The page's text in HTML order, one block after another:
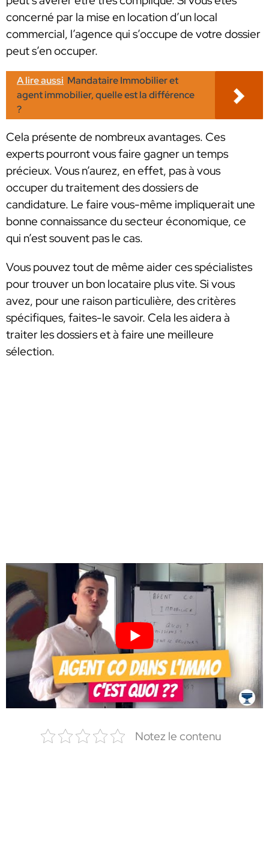
concerné par la mise en location d’un local
commercial, l’agence qui s’occupe de votre dossier
peut s’en occuper.
A lire aussi Mandataire Immobilier et
agent immobilier, quelle est la différence
?
Cela présente de nombreux avantages. Ces
experts pourront vous faire gagner un temps
précieux. Vous n’aurez, en effet, pas à vous
occuper du traitement des dossiers de
candidature. Le faire vous-même impliquerait une
bonne connaissance du secteur économique, ce
qui n’est souvent pas le cas.
Vous pouvez tout de même aider ces spécialistes
pour trouver un bon locataire plus vite. Si vous
avez, pour une raison particulière, des critères
spécifiques, faites-le savoir. Cela les aidera à
traiter les dossiers et à faire une meilleure
sélection.
Notez le contenu